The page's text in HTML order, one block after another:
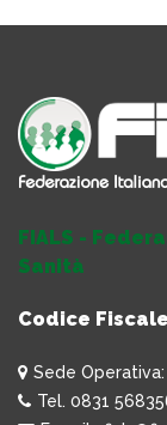
FIALS -
Sanità
Codice
Sede Operativa:
Tel. 0831